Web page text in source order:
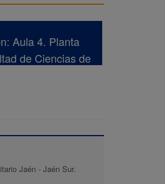
Aula 4. Planta
de Ciencias de
Jaén - Jaén Sur.